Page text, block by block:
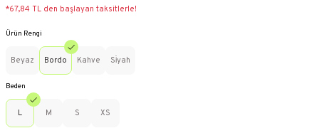
*67,84 TL den başlayan taksitlerle!
Ürün Rengi
Beyaz Bordo Kahve Si̇yah
Beden
L M S XS